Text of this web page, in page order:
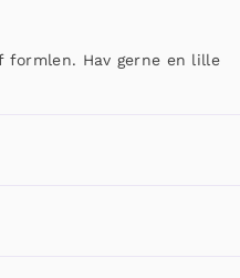
Hav gerne en lille